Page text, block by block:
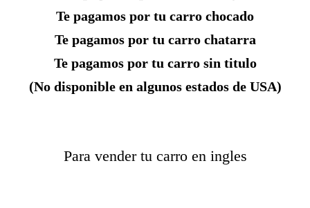
Te pagamos por tu carro chocado
Te pagamos por tu carro chatarra
Te pagamos por tu carro sin titulo
(No disponible en algunos estados de USA)
Para vender tu carro en ingles